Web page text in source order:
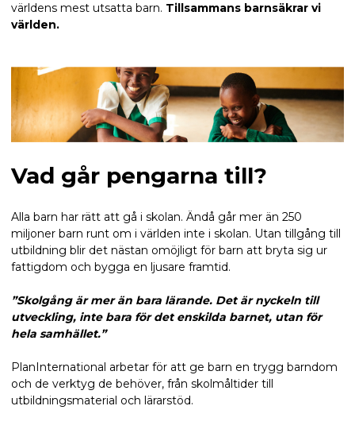
världens mest utsatta barn. Tillsammans barnsäkrar vi
världen.
Vad går pengarna till?
Alla barn har rätt att gå i skolan. Ändå går mer än 250
miljoner barn runt om i världen inte i skolan. Utan tillgång till
utbildning blir det nästan omöjligt för barn att bryta sig ur
fattigdom och bygga en ljusare framtid.
”Skolgång är mer än bara lärande. Det är nyckeln till
utveckling, inte bara för det enskilda barnet, utan för
hela samhället.”
PlanInternational arbetar för att ge barn en trygg barndom
och de verktyg de behöver, från skolmåltider till
utbildningsmaterial och lärarstöd.